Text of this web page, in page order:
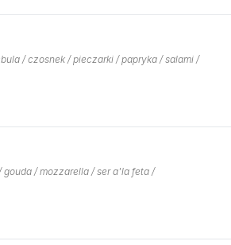
/ czosnek / pieczarki / papryka / salami /
/ mozzarella / ser a'la feta /